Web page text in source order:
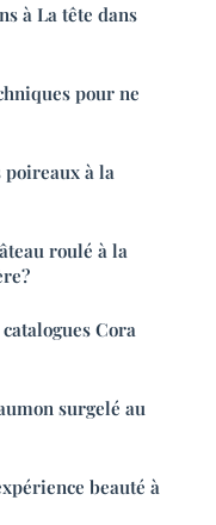
à La tête dans
pour ne
à la
roulé à la
Cora
surgelé au
beauté à